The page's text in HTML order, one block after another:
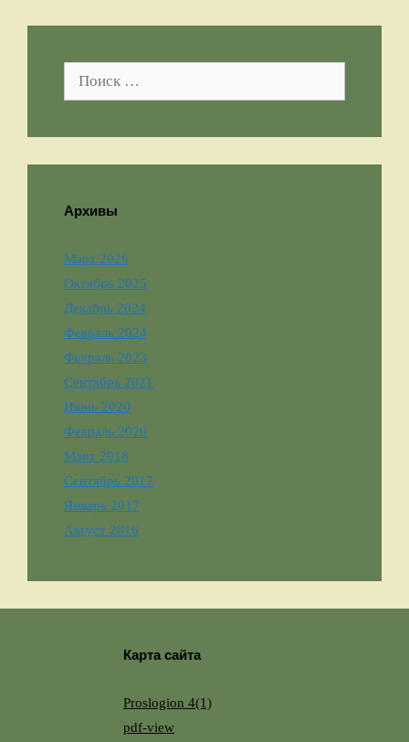
Архивы
Март 2026
Октябрь 2025
Декабрь 2024
Февраль 2024
Февраль 2023
Сентябрь 2021
Июнь 2020
Февраль 2020
Март 2018
Сентябрь 2017
Январь 2017
Август 2016
Карта сайта
Proslogion 4(1)
pdf-view